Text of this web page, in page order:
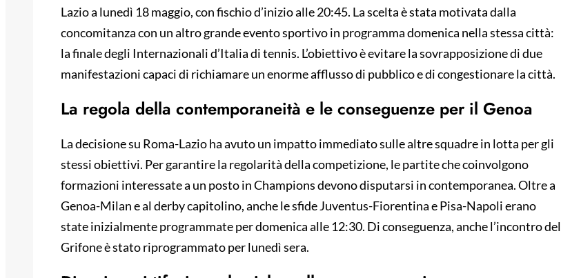
Lazio a lunedì 18 maggio, con fischio d’inizio alle 20:45. La scelta è stata motivata dalla
concomitanza con un altro grande evento sportivo in programma domenica nella stessa città:
la finale degli Internazionali d’Italia di tennis. L’obiettivo è evitare la sovrapposizione di due
manifestazioni capaci di richiamare un enorme afflusso di pubblico e di congestionare la città.
La regola della contemporaneità e le conseguenze per il Genoa
La decisione su Roma-Lazio ha avuto un impatto immediato sulle altre squadre in lotta per gli
stessi obiettivi. Per garantire la regolarità della competizione, le partite che coinvolgono
formazioni interessate a un posto in Champions devono disputarsi in contemporanea. Oltre a
Genoa-Milan e al derby capitolino, anche le sfide Juventus-Fiorentina e Pisa-Napoli erano
state inizialmente programmate per domenica alle 12:30. Di conseguenza, anche l’incontro del
Grifone è stato riprogrammato per lunedì sera.